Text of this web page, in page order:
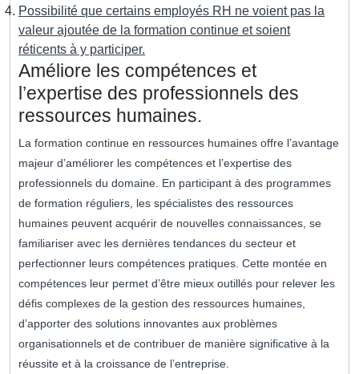
Possibilité que certains employés RH ne voient pas la
valeur ajoutée de la formation continue et soient
réticents à y participer.
Améliore les compétences et
l’expertise des professionnels des
ressources humaines.
La formation continue en ressources humaines offre l’avantage
majeur d’améliorer les compétences et l’expertise des
professionnels du domaine. En participant à des programmes
de formation réguliers, les spécialistes des ressources
humaines peuvent acquérir de nouvelles connaissances, se
familiariser avec les dernières tendances du secteur et
perfectionner leurs compétences pratiques. Cette montée en
compétences leur permet d’être mieux outillés pour relever les
défis complexes de la gestion des ressources humaines,
d’apporter des solutions innovantes aux problèmes
organisationnels et de contribuer de manière significative à la
réussite et à la croissance de l’entreprise.